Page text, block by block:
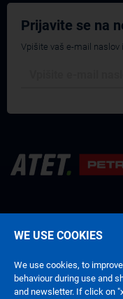
Prijavite se na
Vpišite vaš e-mail naslov
WE USE COOKIES
We use cookies, to
behaviour during use and
and newsletter. If click on